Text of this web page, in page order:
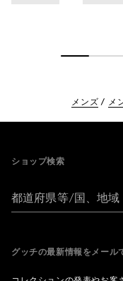
メンズ メ
ショップ検索
都道府県等/国、地域
グッチの最新情報をメー